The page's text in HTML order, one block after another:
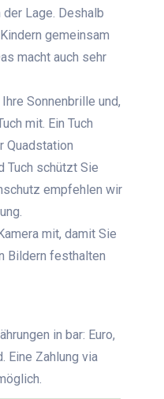
Lage. Deshalb
gemeinsam
macht auch sehr
Sonnenbrille und,
mit. Ein Tuch
Quadstation
Tuch schützt Sie
empfehlen wir
mit, damit Sie
Bildern festhalten
in bar: Euro,
Eine Zahlung via